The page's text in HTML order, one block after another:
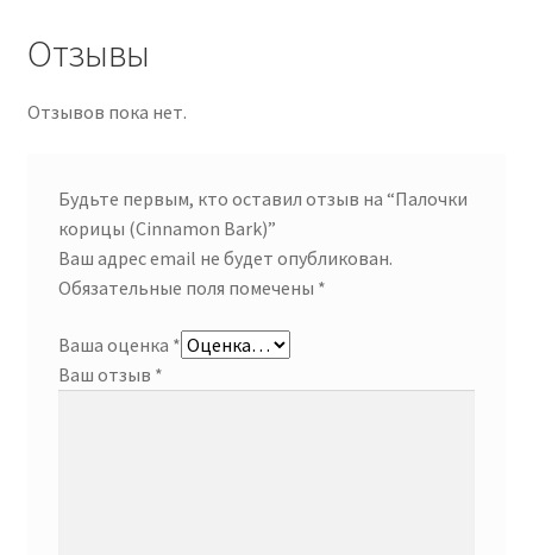
Отзывы
Отзывов пока нет.
Будьте первым, кто оставил отзыв на “Палочки
корицы (Cinnamon Bark)”
Ваш адрес email не будет опубликован.
Обязательные поля помечены *
Ваша оценка *
Ваш отзыв *